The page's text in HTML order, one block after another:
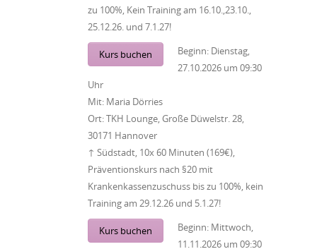
zu 100%, Kein Training am 16.10.,23.10.,
25.12.26. und 7.1.27!
Kurs buchen Beginn: Dienstag,
27.10.2026 um 09:30
Uhr
Mit: Maria Dörries
Ort:TKH Lounge, Große Düwelstr. 28,
30171 Hannover
↑ Südstadt, 10x 60 Minuten (169€),
Präventionskurs nach §20 mit
Krankenkassenzuschuss bis zu 100%, kein
Training am 29.12.26 und 5.1.27!
Kurs buchen Beginn: Mittwoch,
11.11.2026 um 09:30